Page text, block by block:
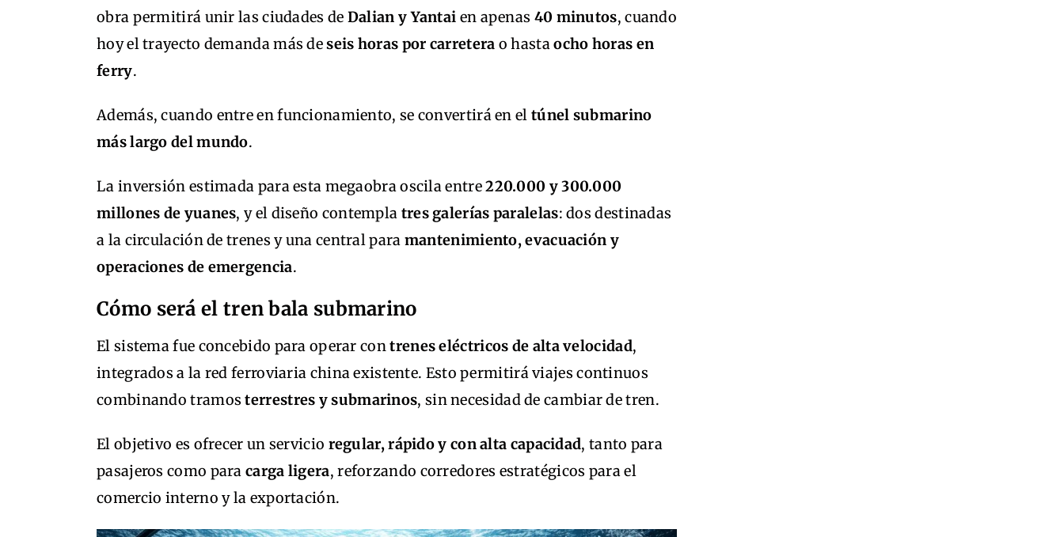
obra permitirá unir las ciudades de Dalian y Yantai en apenas 40 minutos, cuando
hoy el trayecto demanda más deseis horas por carretera o hastaocho horas en
ferry.
Además, cuando entre en funcionamiento, se convertirá en el túnel submarino
más largo del mundo.
La inversión estimada para esta megaobra oscila entre220.000 y 300.000
millones de yuanes, y el diseño contempla tres galerías paralelas: dos destinadas
a la circulación de trenes y una central para mantenimiento, evacuación y
operaciones de emergencia.
Cómo será el tren bala submarino
El sistema fue concebido para operar contrenes eléctricos de alta velocidad,
integrados a la red ferroviaria china existente. Esto permitirá viajes continuos
combinando tramosterrestres y submarinos, sin necesidad de cambiar de tren.
El objetivo es ofrecer un servicio regular, rápido y con alta capacidad, tanto para
pasajeros como paracarga ligera, reforzando corredores estratégicos para el
comercio interno y la exportación.